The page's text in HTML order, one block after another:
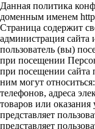
Данная политика
доменным именем
Страница содержит
администрация сайта
пользователь (вы)
при посещении
при посещении сайта
ним могут
телефонов, адреса
товаров или
представляет
представляет